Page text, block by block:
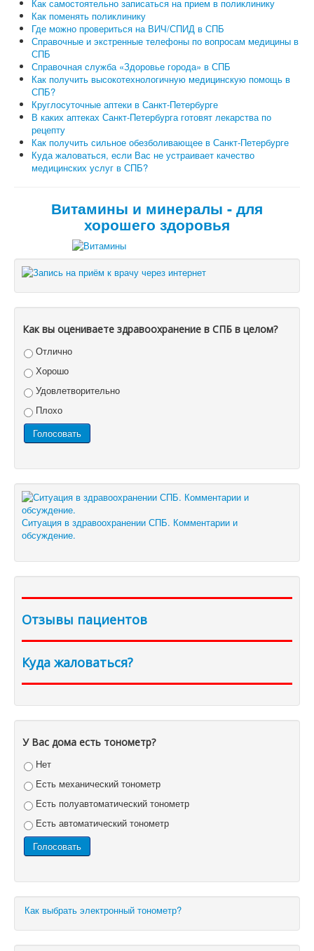
Как самостоятельно записаться на прием в поликлинику
Как поменять поликлинику
Где можно провериться на ВИЧ/СПИД в СПБ
Справочные и экстренные телефоны по вопросам медицины в
СПБ
Справочная служба «Здоровье города» в СПБ
Как получить высокотехнологичную медицинскую помощь в
СПБ?
Круглосуточные аптеки в Санкт-Петербурге
В каких аптеках Санкт-Петербурга готовят лекарства по
рецепту
Как получить сильное обезболивающее в Санкт-Петербурге
Куда жаловаться, если Вас не устраивает качество
медицинских услуг в СПБ?
Витамины и минералы - для
хорошего здоровья
Как вы оцениваете здравоохранение в СПБ в целом?
Отлично
Хорошо
Удовлетворительно
Плохо
Ситуация в здравоохранении СПБ. Комментарии и
обсуждение.
Отзывы пациентов
Куда жаловаться?
У Вас дома есть тонометр?
Нет
Есть механический тонометр
Есть полуавтоматический тонометр
Есть автоматический тонометр
Как выбрать электронный тонометр?